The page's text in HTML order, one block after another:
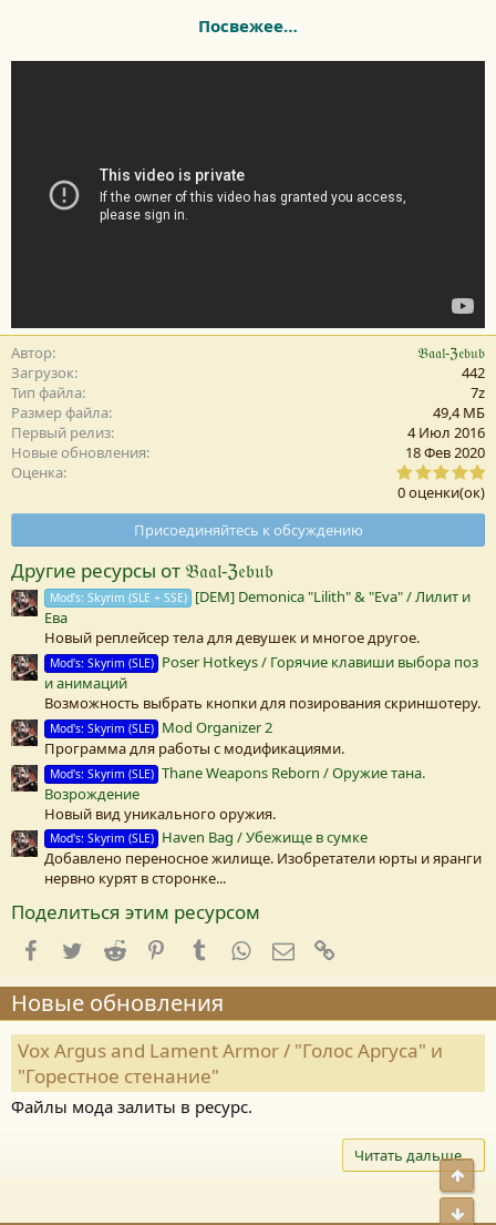
Посвежее…
Автор
𝔅𝔞𝔞𝔩-ℨ𝔢𝔟𝔲𝔟
Загрузок
442
Тип файла
7z
Размер файла
49,4 MБ
Первый релиз
4 Июл 2016
Новые обновления
18 Фев 2020
Оценка
0
,
0
0
з
в
0 оценки(ок)
Присоединяйтесь к обсуждению
Другие ресурсы от 𝔅𝔞𝔞𝔩-ℨ𝔢𝔟𝔲𝔟
Mod's: Skyrim (SLE + SSE) [DEM] Demonica "Lilith" & "Eva" / Лилит и
Ева
Новый реплейсер тела для девушек и многое другое.
Mod's: Skyrim (SLE) Poser Hotkeys / Горячие клавиши выбора поз
и анимаций
Возможность выбрать кнопки для позирования скриншотеру.
Mod's: Skyrim (SLE) Mod Organizer 2
Программа для работы с модификациями.
Mod's: Skyrim (SLE) Thane Weapons Reborn / Оружие тана.
Возрождение
Новый вид уникального оружия.
Mod's: Skyrim (SLE) Haven Bag / Убежище в сумке
Добавлено переносное жилище. Изобретатели юрты и яранги
нервно курят в сторонке...
Поделиться этим ресурсом
Facebook
TwitterReddit PinterestTumblrWhatsApp
E-mail
Новые обновления
Vox Argus and Lament Armor / "Голос Аргуса" и
"Горестное стенание"
Файлы мода залиты в ресурс.
Читать дальше…